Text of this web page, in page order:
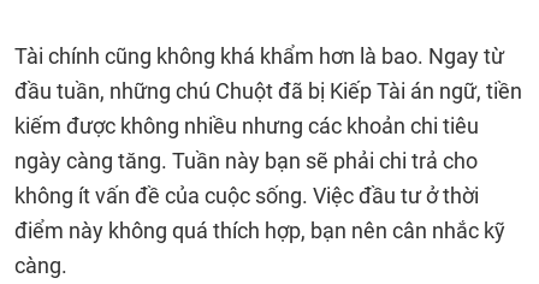
Tài chính cũng không khá khẩm hơn là bao. Ngay từ
đầu tuần, những chú Chuột đã bị Kiếp Tài án ngữ, tiền
kiếm được không nhiều nhưng các khoản chi tiêu
ngày càng tăng. Tuần này bạn sẽ phải chi trả cho
không ít vấn đề của cuộc sống. Việc đầu tư ở thời
điểm này không quá thích hợp, bạn nên cân nhắc kỹ
càng.